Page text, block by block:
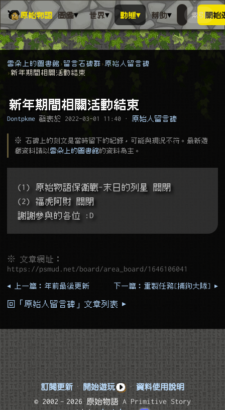
原始物語 圖鑑▾ 世界▾ 動態▾ 幫助▾
搜尋萬物
搜人物、
索引開始
雲朵上的圖書館 留言石碑群
原始人留言碑
新年期間相關活動結束
新年期間相關活動結束
Dontpkme 發表於 2022-03-01 11:40 · 原始人留言碑
※ 石碑上的刻文是當時留下的紀錄，可能與現況不符。最新遊
戲資料請以 雲朵上的圖書館的資料為主。
(1) 原始物語保衛戰-末日的列星 關閉
(2) 福虎阿財 關閉
謝謝參與的各位 :D
※ 文章網址：
https://psmud.net/board/area_board/1646106041
◂ 上一篇：年前最後更新 下一篇：重製任務[捕狗大隊] ▸
回「原始人留言碑」文章列表 ▸
訂閱更新 · 開始遊玩 · 資料使用說明
© 2002–2026 原始物語 A Primitive Story